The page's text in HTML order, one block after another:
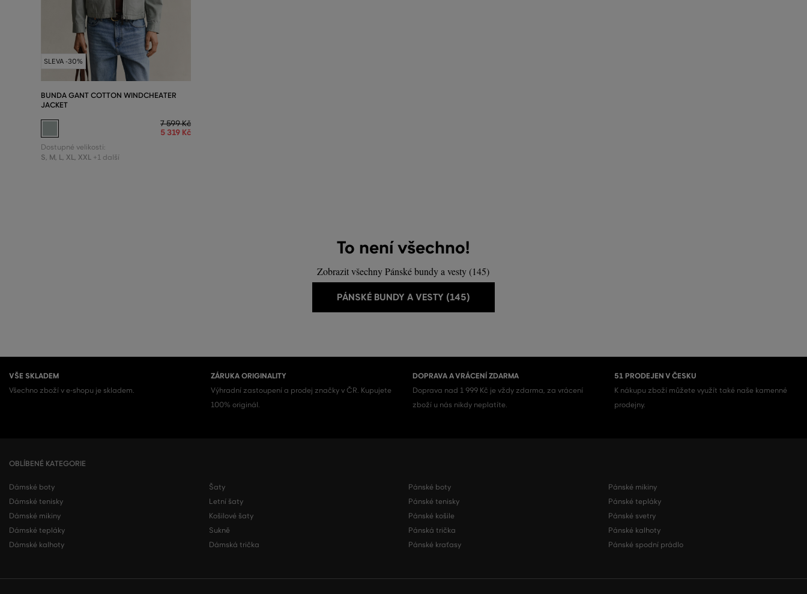
SLEVA -30%
BUNDA GANT COTTON WINDCHEATER
JACKET
7 599 Kč
5 319 Kč
Dostupné velikosti:
S, M, L, XL, XXL +1 další
To není všechno!
Zobrazit všechny Pánské bundy a vesty (145)
PÁNSKÉ BUNDY A VESTY (145)
VŠE SKLADEM
Všechno zboží v e-shopu je skladem.
ZÁRUKA ORIGINALITY
Výhradní zastoupení a prodej značky v ČR. Kupujete
100% originál.
DOPRAVA A VRÁCENÍ ZDARMA
Doprava nad 1 999 Kč je vždy zdarma, za vrácení
zboží u nás nikdy neplatíte.
51 PRODEJEN V ČESKU
K nákupu zboží můžete využít také naše kamenné
prodejny.
OBLÍBENÉ KATEGORIE
Dámské boty
Dámské tenisky
Dámské mikiny
Dámské tepláky
Dámské kalhoty
Šaty
Letní šaty
Košilové šaty
Sukně
Dámská trička
Pánské boty
Pánské tenisky
Pánské košile
Pánská trička
Pánské kraťasy
Pánské mikiny
Pánské tepláky
Pánské svetry
Pánské kalhoty
Pánské spodní prádlo